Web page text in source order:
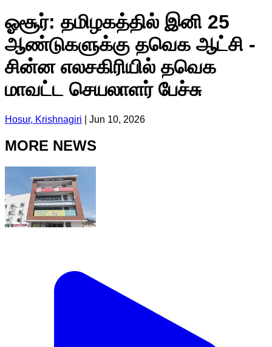
ஓசூர்: தமிழகத்தில் இனி 25
ஆண்டுகளுக்கு தவெக ஆட்சி -
சின்ன எலசகிரியில் தவெக
மாவட்ட செயலாளர் பேச்சு
Hosur, Krishnagiri Jun 10, 2026
MORE NEWS